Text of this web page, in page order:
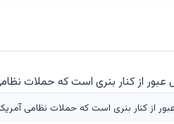
از کنار بنری است که حملات نظامی آمریکا و اسرائیل